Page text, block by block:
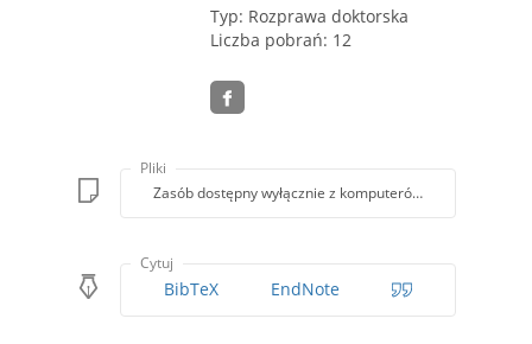
Typ: Rozprawa doktorska
Liczba pobrań: 12
Pliki
Zasób dostępny wyłącznie z komputerów Biblioteki PK
Cytuj
BibTeX EndNote